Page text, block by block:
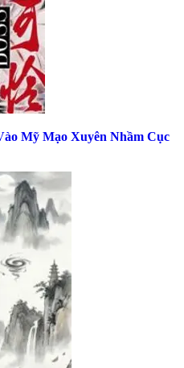
Mỹ Mạo Xuyên Nhầm Cục